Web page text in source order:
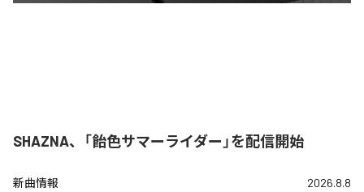
SHAZNA、「飴色サマーライダー」を配信開始
新曲情報 2026.8.8